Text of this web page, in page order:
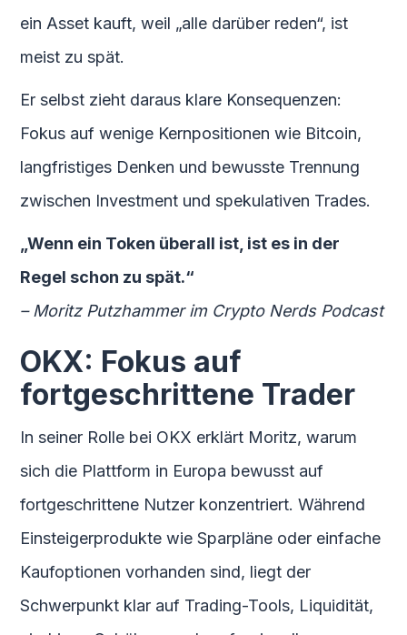
ein Asset kauft, weil „alle darüber reden“, ist
meist zu spät.
Er selbst zieht daraus klare Konsequenzen:
Fokus auf wenige Kernpositionen wie Bitcoin,
langfristiges Denken und bewusste Trennung
zwischen Investment und spekulativen Trades.
„Wenn ein Token überall ist, ist es in der
Regel schon zu spät.“
– Moritz Putzhammer im Crypto Nerds Podcast
OKX: Fokus auf
fortgeschrittene Trader
In seiner Rolle bei OKX erklärt Moritz, warum
sich die Plattform in Europa bewusst auf
fortgeschrittene Nutzer konzentriert. Während
Einsteigerprodukte wie Sparpläne oder einfache
Kaufoptionen vorhanden sind, liegt der
Schwerpunkt klar auf Trading-Tools, Liquidität,